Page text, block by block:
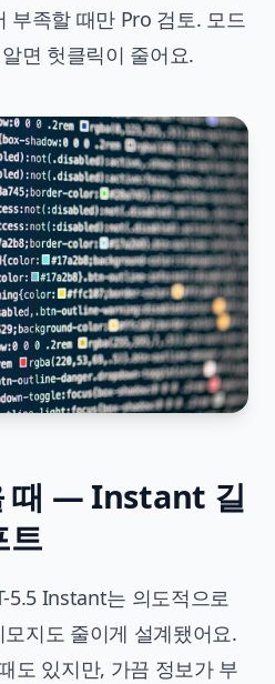
족할 때만 Pro 검토. 모드
면 헛클릭이 줄어요.
때 — Instant 길
트
5.5 Instant는 의도적으로
지도 줄이게 설계됐어요.
도 있지만, 가끔 정보가 부